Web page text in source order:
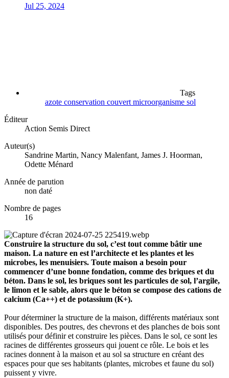
Jul 25, 2024
Tags
azote conservation couvert microorganisme sol
Éditeur
Action Semis Direct
Auteur(s)
Sandrine Martin, Nancy Malenfant, James J. Hoorman,
Odette Ménard
Année de parution
non daté
Nombre de pages
16
Construire la structure du sol, c’est tout comme bâtir une
maison. La nature en est l’architecte et les plantes et les
microbes, les menuisiers. Toute maison a besoin pour
commencer d’une bonne fondation, comme des briques et du
béton. Dans le sol, les briques sont les particules de sol, l’argile,
le limon et le sable, alors que le béton se compose des cations de
calcium (Ca++) et de potassium (K+).
Pour déterminer la structure de la maison, différents matériaux sont
disponibles. Des poutres, des chevrons et des planches de bois sont
utilisés pour définir et construire les pièces. Dans le sol, ce sont les
racines de différentes grosseurs qui jouent ce rôle. Le bois et les
racines donnent à la maison et au sol sa structure en créant des
espaces pour que ses habitants (plantes, microbes et faune du sol)
puissent y vivre.